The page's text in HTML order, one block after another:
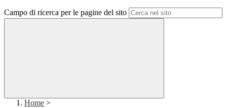
Campo di ricerca per le pagine del sito
Home >